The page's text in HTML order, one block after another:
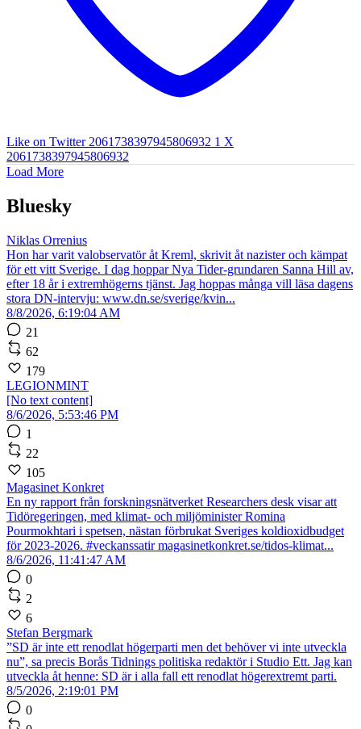
Like on Twitter 2061738397945806932 1 X
2061738397945806932
Load More
Bluesky
Niklas Orrenius
Hon har varit valobservatör åt Kreml, skrivit åt nazister och kämpat
för ett vitt Sverige. I dag hoppar Nya Tider-grundaren Sanna Hill av,
efter 18 år i extremhögerns tjänst. Jag hoppas många vill läsa dagens
stora DN-intervju: www.dn.se/sverige/kvin...
8/8/2026, 6:19:04 AM
21
62
179
LEGIONMINT
[No text content]
8/6/2026, 5:53:46 PM
1
22
105
Magasinet Konkret
En ny rapport från forskningsnätverket Researchers desk visar att
Tidöregeringen, med klimat- och miljöminister Romina
Pourmokhtari i spetsen, nästan förbrukat Sveriges koldioxidbudget
för 2023-2026. #veckanssatir magasinetkonkret.se/tidos-klimat...
8/6/2026, 11:41:47 AM
0
2
6
Stefan Bergmark
”SD är inte ett renodlat högerparti men det behöver vi inte utveckla
nu”, sa precis Borås Tidnings politiska redaktör i Studio Ett. Jag kan
utveckla åt henne: SD är i alla fall ett renodlat högerextremt parti.
8/5/2026, 2:19:01 PM
0